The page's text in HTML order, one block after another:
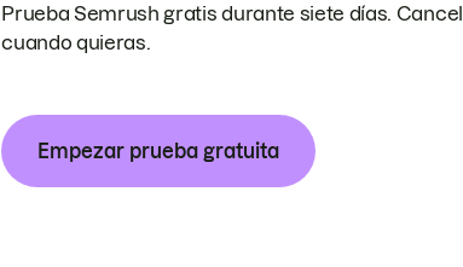
Prueba Semrush gratis durante siete días.
cuando quieras.
Empezar prueba gratuita